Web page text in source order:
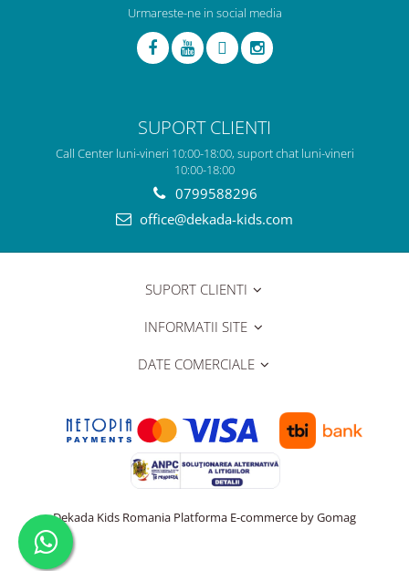
Urmareste-ne in social media
SUPORT CLIENTI
Call Center luni-vineri 10:00-18:00, suport chat luni-vineri
10:00-18:00
0799588296
office@dekada-kids.com
SUPORT CLIENTI
INFORMATII SITE
DATE COMERCIALE
Dekada Kids Romania Platforma E-commerce by Gomag